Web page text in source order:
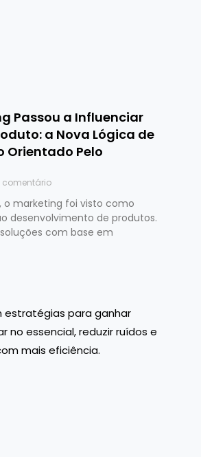
Passou a Influenciar
a Nova Lógica de
Orientado Pelo
comentário
marketing foi visto como
desenvolvimento de produtos.
com base em